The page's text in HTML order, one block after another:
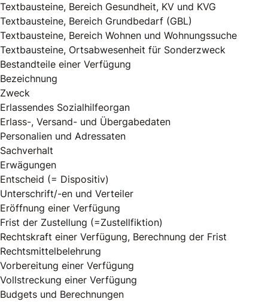
Textbausteine, Bereich Gesundheit, KV und KVG
Textbausteine, Bereich Grundbedarf (GBL)
Textbausteine, Bereich Wohnen und Wohnungssuche
Textbausteine, Ortsabwesenheit für Sonderzweck
Bestandteile einer Verfügung
Bezeichnung
Zweck
Erlassendes Sozialhilfeorgan
Erlass-, Versand- und Übergabedaten
Personalien und Adressaten
Sachverhalt
Erwägungen
Entscheid (= Dispositiv)
Unterschrift/-en und Verteiler
Eröffnung einer Verfügung
Frist der Zustellung (=Zustellfiktion)
Rechtskraft einer Verfügung, Berechnung der Frist
Rechtsmittelbelehrung
Vorbereitung einer Verfügung
Vollstreckung einer Verfügung
Budgets und Berechnungen